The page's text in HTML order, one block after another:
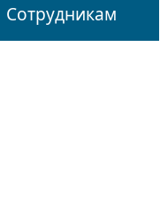
Сотрудникам